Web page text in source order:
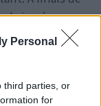
Personal
third parties, or
for
i què no.